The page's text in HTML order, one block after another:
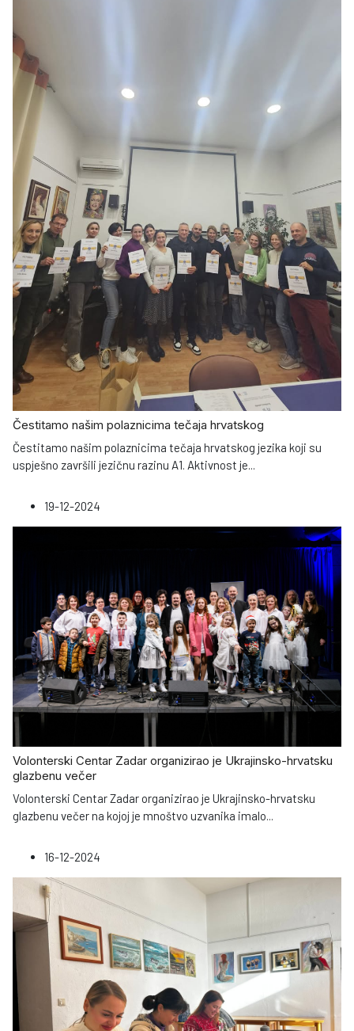
Čestitamo našim polaznicima tečaja hrvatskog
Čestitamo našim polaznicima tečaja hrvatskog jezika koji su
uspješno završili jezičnu razinu A1. Aktivnost je...
19-12-2024
Volonterski Centar Zadar organizirao je Ukrajinsko-hrvatsku
glazbenu večer
Volonterski Centar Zadar organizirao je Ukrajinsko-hrvatsku
glazbenu večer na kojoj je mnoštvo uzvanika imalo...
16-12-2024